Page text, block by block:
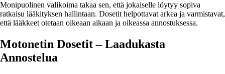
Monipuolinen valikoima takaa sen, että jokaiselle löytyy sopiva
ratkaisu lääkityksen hallintaan. Dosetit helpottavat arkea ja varmistavat,
että lääkkeet otetaan oikeaan aikaan ja oikeassa annostuksessa.
Motonetin Dosetit – Laadukasta
Annostelua